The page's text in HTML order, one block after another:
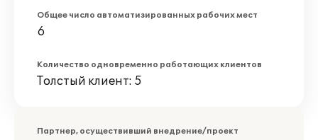
Общее число автоматизированных рабочих мест
6
Количество одновременно работающих клиентов
Толстый клиент: 5
Партнер, осуществивший внедрение/проект